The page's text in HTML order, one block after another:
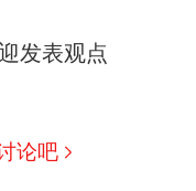
发表观点
论吧
原地守1天等它长